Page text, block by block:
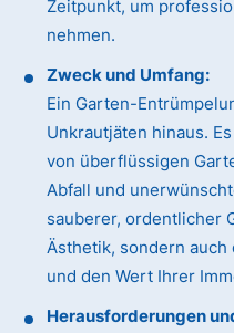
Zeitpunkt, um
nehmen.
Zweck und Umfang:
Ein Garten-
Unkrautjäten hinaus.
von überflüssigen
Abfall und
sauberer, ordentlicher
Ästhetik, sondern auch
und den Wert Ihrer
Herausforderungen